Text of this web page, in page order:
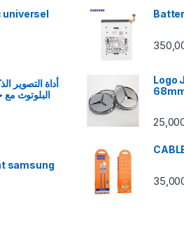
universel
البلوتوث
samsung
Logo